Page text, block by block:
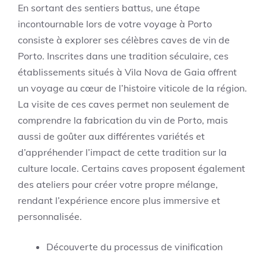
En sortant des sentiers battus, une étape
incontournable lors de votre voyage à Porto
consiste à explorer ses célèbres caves de vin de
Porto. Inscrites dans une tradition séculaire, ces
établissements situés à Vila Nova de Gaia offrent
un voyage au cœur de l’histoire viticole de la région.
La visite de ces caves permet non seulement de
comprendre la fabrication du vin de Porto, mais
aussi de goûter aux différentes variétés et
d’appréhender l’impact de cette tradition sur la
culture locale. Certains caves proposent également
des ateliers pour créer votre propre mélange,
rendant l’expérience encore plus immersive et
personnalisée.
Découverte du processus de vinification